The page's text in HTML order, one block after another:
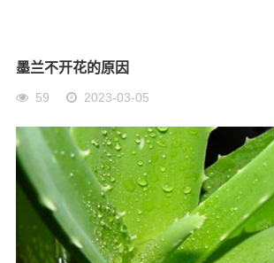
墨兰不开花的原因
59 2023-03-05